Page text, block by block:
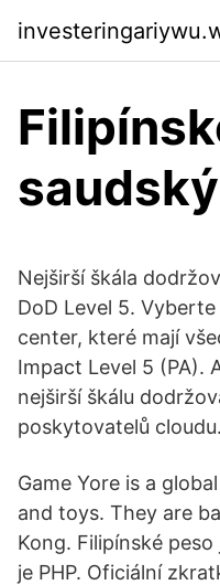
Nejširší škála
DoD Level 5.
center, které mají
Impact Level 5 (PA).
nejširší škálu
poskytovatelů cloudu.
Game Yore is a
and toys. They are
Kong. Filipínské
je PHP. Oficiální